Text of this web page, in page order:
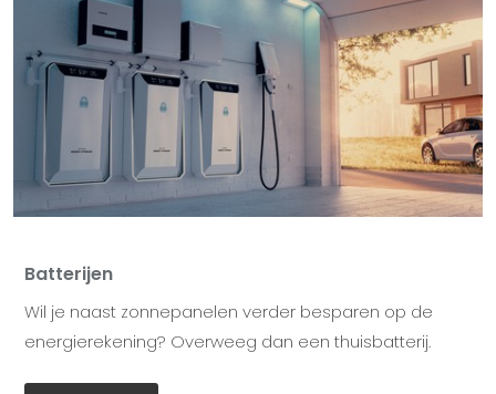
Batterijen
Wil je naast zonnepanelen verder besparen op de
energierekening? Overweeg dan een thuisbatterij.